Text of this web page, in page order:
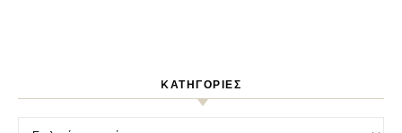
KΑΤΗΓΟΡΊΕΣ
Kατηγορίες